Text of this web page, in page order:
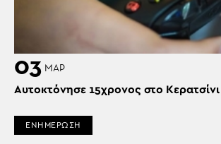
03 ΜΑΡ
Αυτοκτόνησε 15χρονος στο Κερατσίνι
ΕΝΗΜΕΡΩΣΗ